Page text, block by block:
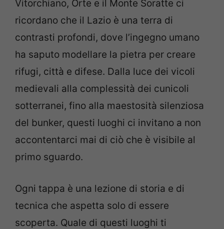
Vitorchiano, Orte e il Monte Soratte ci
ricordano che il Lazio è una terra di
contrasti profondi, dove l’ingegno umano
ha saputo modellare la pietra per creare
rifugi, città e difese. Dalla luce dei vicoli
medievali alla complessità dei cunicoli
sotterranei, fino alla maestosità silenziosa
del bunker, questi luoghi ci invitano a non
accontentarci mai di ciò che è visibile al
primo sguardo.
Ogni tappa è una lezione di storia e di
tecnica che aspetta solo di essere
scoperta. Quale di questi luoghi ti